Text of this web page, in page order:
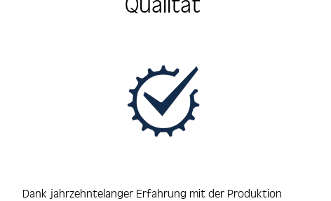
Dank jahrzehntelanger Erfahrung mit der Produktion